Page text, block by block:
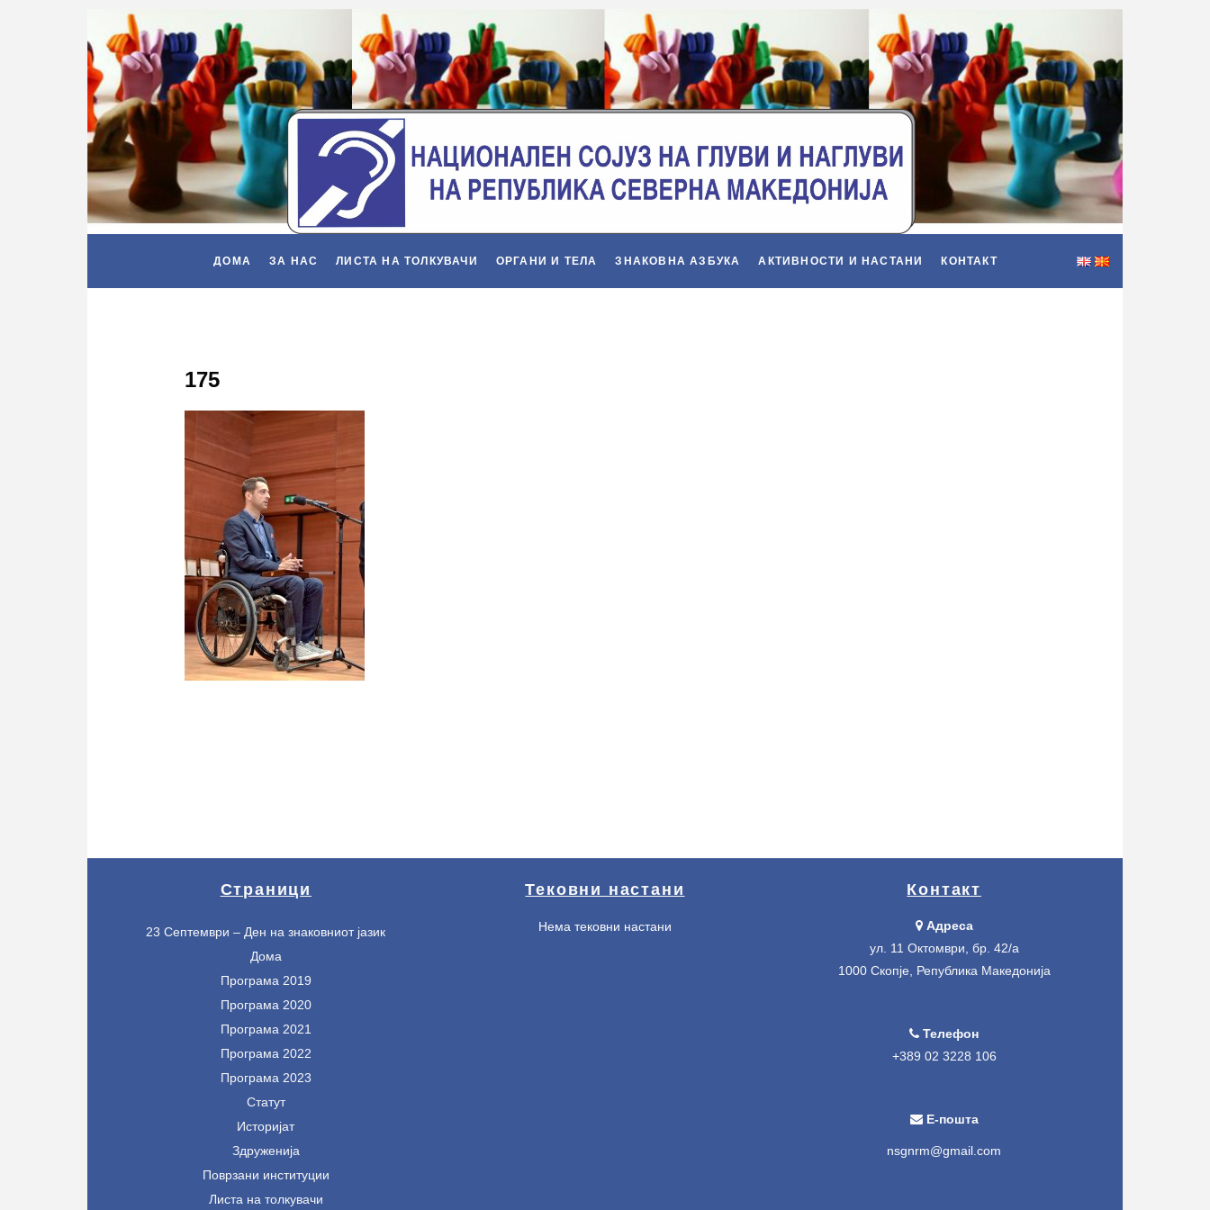
ДОМА ЗА НАС ЛИСТА НА ТОЛКУВАЧИ ОРГАНИ И ТЕЛА ЗНАКОВНА АЗБУКА АКТИВНОСТИ И НАСТАНИ КОНТАКТ
175
Страници
23 Септември – Ден на знаковниот јазик
Дома
Програма 2019
Програма 2020
Програма 2021
Програма 2022
Програма 2023
Статут
Историјат
Здруженија
Поврзани институции
Листа на толкувачи
Тековни настани
Нема тековни настани
Контакт
Адреса
ул. 11 Октомври, бр. 42/а
1000 Скопје, Република Македонија
Телефон
+389 02 3228 106
Е-пошта
nsgnrm@gmail.com